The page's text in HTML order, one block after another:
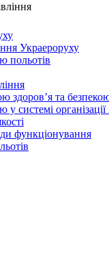
Украероруху
польотів
здоров’я та
у системі
функціонування